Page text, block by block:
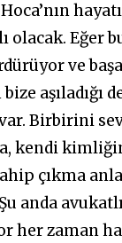
olacak. Eğer
ve
aşıladığı
Birbirini
kendi
çıkma
anda
her zaman